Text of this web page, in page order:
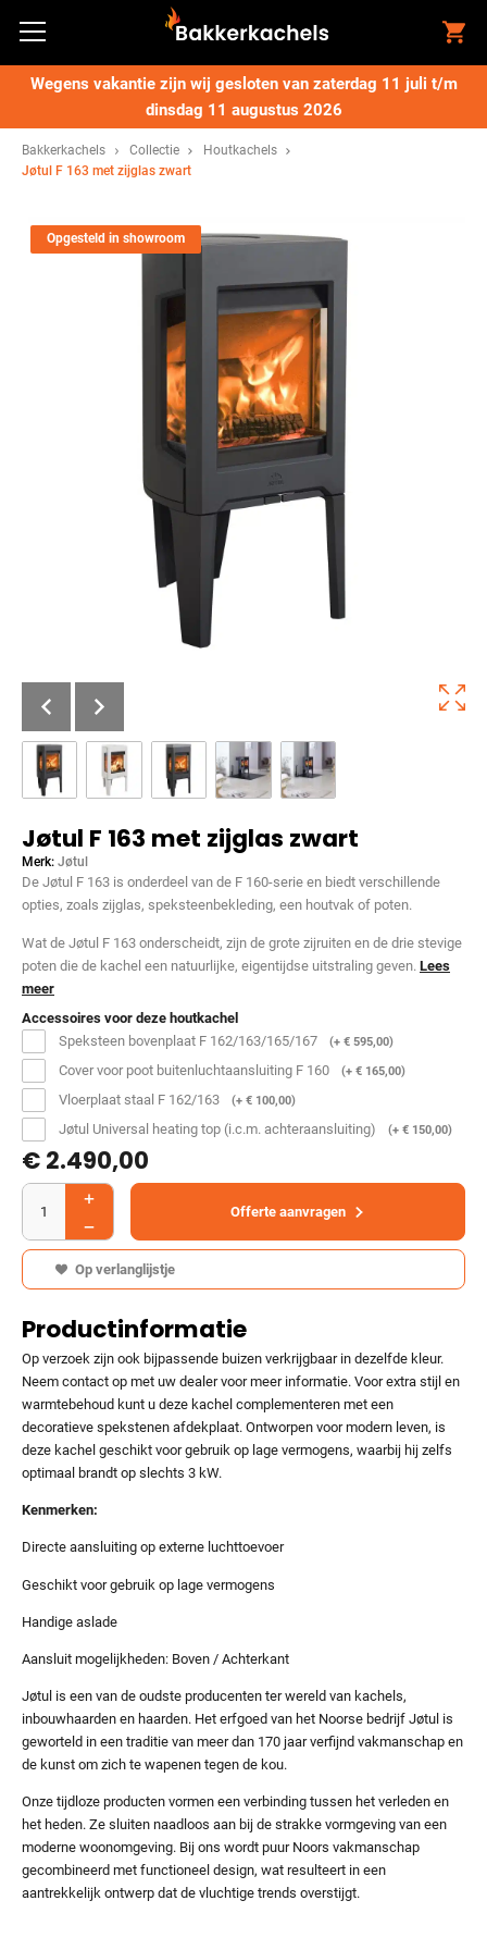
Wegens vakantie zijn wij gesloten van zaterdag 11 juli t/m
dinsdag 11 augustus 2026
Bakkerkachels Collectie
Houtkachels
Jøtul F 163 met zijglas zwart
Opgesteld in showroom
Jøtul F 163 met zijglas zwart
Merk: Jøtul
De Jøtul F 163 is onderdeel van de F 160-serie en biedt verschillende
opties, zoals zijglas, speksteenbekleding, een houtvak of poten.
Wat de Jøtul F 163 onderscheidt, zijn de grote zijruiten en de drie stevige
poten die de kachel een natuurlijke, eigentijdse uitstraling geven. Lees
meer
Accessoires voor deze houtkachel
Speksteen bovenplaat F 162/163/165/167
(+ € 595,00)
Cover voor poot buitenluchtaansluiting F 160 (+ € 165,00)
Vloerplaat staal F 162/163 (+ € 100,00)
Jøtul Universal heating top (i.c.m. achteraansluiting) (+ € 150,00)
€2.490,00
Offerte aanvragen
Op verlanglijstje
Productinformatie
Op verzoek zijn ook bijpassende buizen verkrijgbaar in dezelfde kleur.
Neem contact op met uw dealer voor meer informatie. Voor extra stijl en
warmtebehoud kunt u deze kachel complementeren met een
decoratieve spekstenen afdekplaat. Ontworpen voor modern leven, is
deze kachel geschikt voor gebruik op lage vermogens, waarbij hij zelfs
optimaal brandt op slechts 3 kW.
Kenmerken:
Directe aansluiting op externe luchttoevoer
Geschikt voor gebruik op lage vermogens
Handige aslade
Aansluit mogelijkheden: Boven / Achterkant
Jøtul is een van de oudste producenten ter wereld van kachels,
inbouwhaarden en haarden. Het erfgoed van het Noorse bedrijf Jøtul is
geworteld in een traditie van meer dan 170 jaar verfijnd vakmanschap en
de kunst om zich te wapenen tegen de kou.
Onze tijdloze producten vormen een verbinding tussen het verleden en
het heden. Ze sluiten naadloos aan bij de strakke vormgeving van een
moderne woonomgeving. Bij ons wordt puur Noors vakmanschap
gecombineerd met functioneel design, wat resulteert in een
aantrekkelijk ontwerp dat de vluchtige trends overstijgt.